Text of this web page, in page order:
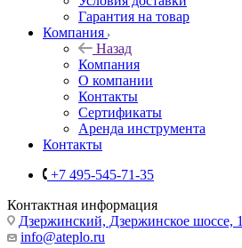
Гарантия на товар
Компания
Назад
Компания
О компании
Контакты
Сертификаты
Аренда инструмента
Контакты
+7 495-545-71-35
Контактная информация
Дзержинский, Дзержинское шоссе, 1
info@ateplo.ru